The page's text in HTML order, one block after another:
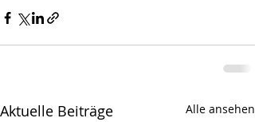
Aktuelle Beiträge Alle ansehen